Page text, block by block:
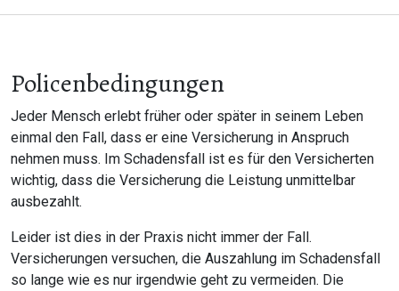
Policenbedingungen
Jeder Mensch erlebt früher oder später in seinem Leben
einmal den Fall, dass er eine Versicherung in Anspruch
nehmen muss. Im Schadensfall ist es für den Versicherten
wichtig, dass die Versicherung die Leistung unmittelbar
ausbezahlt.
Leider ist dies in der Praxis nicht immer der Fall.
Versicherungen versuchen, die Auszahlung im Schadensfall
so lange wie es nur irgendwie geht zu vermeiden. Die